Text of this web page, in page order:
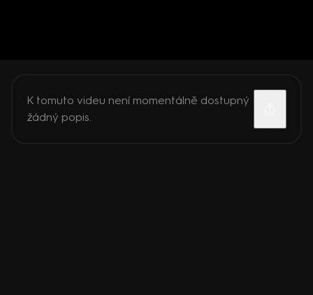
K tomuto videu není momentálně dostupný
žádný popis.